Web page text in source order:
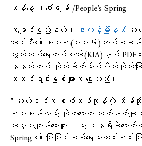
ဟန်နွေ ၊​ဇော်ရမ်း /People’s Spring
ကချင်ပြည်နယ်၊
ဖားကန့်မြို့နယ် ဆ
ကောင်စီ​၏ ခမရ(၁၁၆)တပ်စခန်
လွတ်လပ်ရေးတပ်မတော်(KIA)နှင့် PDF
နံနက်တွင် တိုက်ခိုက်သိမ်းပိုက်လိုက်ကြော
သတင်းရင်းမြစ်များက ပြောသည်။
” ဆယ်ဇင်းက စစ်တပ်ကုန်းကို သိမ်းလို
ရဲစခန်းလည်း ဟိုတလောက လက်နက်ခ
ဘာမှမကျန်တော့ဘူး။ ည ၁နာရီခွဲလောက်က
Spring ၏ မြေပြင်စစ်ရေးသတင်းရင်း